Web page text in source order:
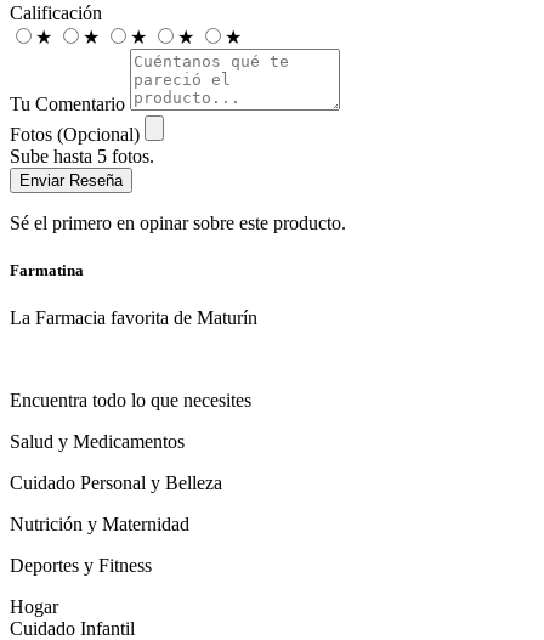
Calificación
★
★ ★ ★ ★
Tu Comentario
Fotos (Opcional)
Sube hasta 5 fotos.
Enviar Reseña
Sé el primero en opinar sobre este producto.
Farmatina
La Farmacia favorita de Maturín
Encuentra todo lo que necesites
Salud y Medicamentos
Cuidado Personal y Belleza
Nutrición y Maternidad
Deportes y Fitness
Hogar
Cuidado Infantil